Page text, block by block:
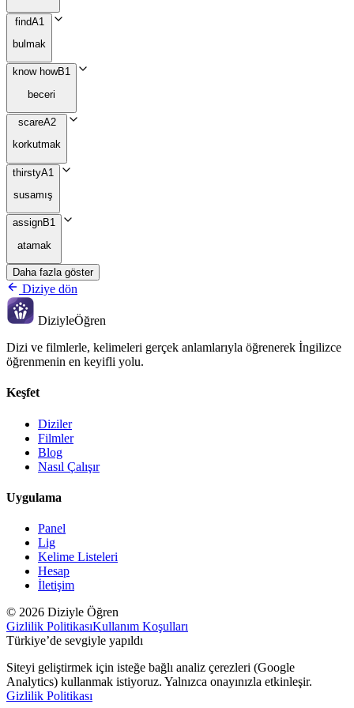
findA1
bulmak
know howB1
beceri
scareA2
korkutmak
thirstyA1
susamış
assignB1
atamak
Daha fazla göster
Diziye dön
DiziyleÖğren
Dizi ve filmlerle, kelimeleri gerçek anlamlarıyla öğrenerek İngilizce
öğrenmenin en keyifli yolu.
Keşfet
Diziler
Filmler
Blog
Nasıl Çalışır
Uygulama
Panel
Lig
Kelime Listeleri
Hesap
İletişim
© 2026 Diziyle Öğren
Gizlilik PolitikasıKullanım Koşulları
Türkiye’de sevgiyle yapıldı
Siteyi geliştirmek için isteğe bağlı analiz çerezleri (Google
Analytics) kullanmak istiyoruz. Yalnızca onayınızla etkinleşir.
Gizlilik Politikası